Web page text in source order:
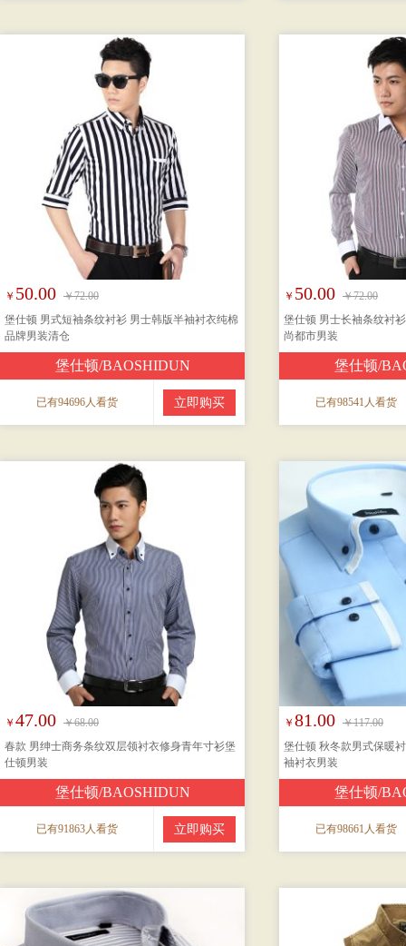
￥ 50.00 ￥72.00
堡仕顿 男式短袖条纹衬衫 男士韩版半袖衬衣纯棉
品牌男装清仓
堡仕顿/BAOSHIDUN
已有94696人看货 立即购买
￥ 50.00 ￥72.00
堡仕顿 男士长袖条纹衬
尚都市男装
堡仕顿/
已有98541人看货
￥ 47.00 ￥68.00
春款 男绅士商务条纹双层领衬衣修身青年寸衫堡
仕顿男装
堡仕顿/BAOSHIDUN
已有91863人看货 立即购买
￥ 81.00 ￥117.00
堡仕顿 秋冬款男式保暖
袖衬衣男装
堡仕顿/
已有98661人看货